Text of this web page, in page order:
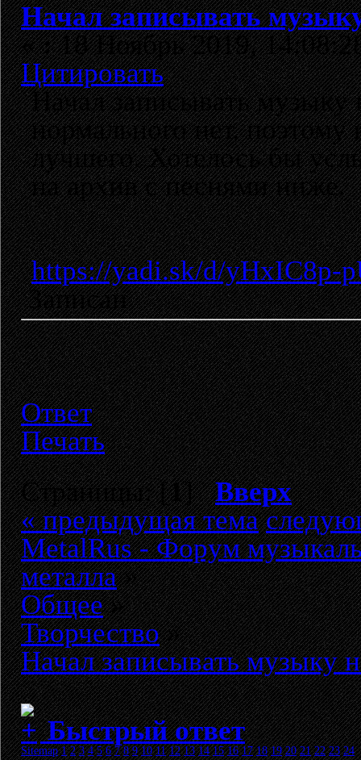
Начал записывать
«:18 Ноябрь 2019,
Цитировать
Начал записывать музыку
нормального нет, поэтому
лучшего. Хотелось бы
на архив с песнями ниже.
https://yadi.sk/d/yHxIC8p-
Записан
Ответ
Печать
Страницы: [1]Вверх
« предыдущая тема
MetalRus - Форум
металла»
Общее»
Творчество»
Начал записывать музыку
Быстрый ответ
Sitemap 1 2 3 4 5 6 7 8 9 10 11 12 13 14 15 16 17 18 19 20 21 22 23 24